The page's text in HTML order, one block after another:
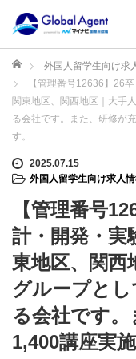
ホーム 外国人留学生向け求
【管理番号12636】26
関東地区、関西地区｜大手
る会社です。また、研修が
す。
2025.07.15
外国人留学生向け求人
【管理番号
計・開発・実
東地区、関西
グループと
る会社です。
1,400講座実